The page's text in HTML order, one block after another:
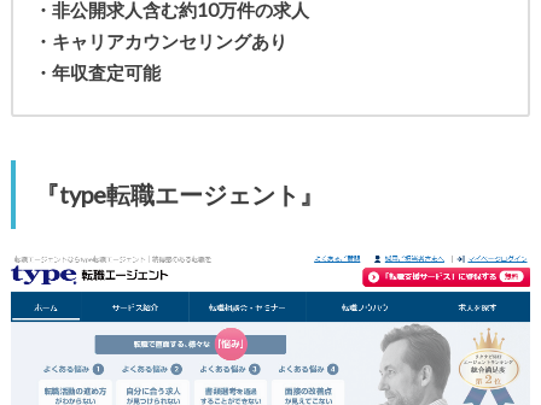
・非公開求人含む約10万件の求人
・キャリアカウンセリングあり
・年収査定可能
『type転職エージェント』